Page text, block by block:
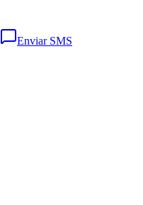
Enviar SMS